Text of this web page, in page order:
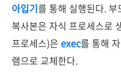
아입기를 통해 실행된다.
복사본은 자식 프로세스로
프로세스)은 exec를 통해
램으로 교체한다.